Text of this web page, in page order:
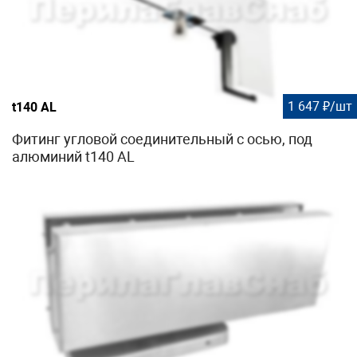
t140 AL 1 647 ₽/шт
Фитинг угловой соединительный с осью, под
алюминий t140 AL